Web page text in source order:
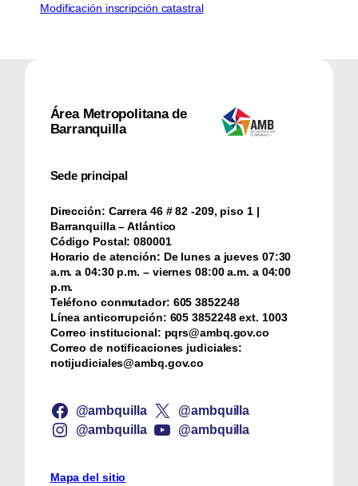
Modificación inscripción catastral
Área Metropolitana de
Barranquilla
Sede principal
Dirección: Carrera 46 # 82 -209, piso 1 |
Barranquilla – Atlántico
Código Postal: 080001
Horario de atención: De lunes a jueves 07:30
a.m. a 04:30 p.m. – viernes 08:00 a.m. a 04:00
p.m.
Teléfono conmutador: ‪605 3852248
Línea anticorrupción: ‪605 3852248 ext. 1003
Correo institucional: pqrs@ambq.gov.co
Correo de notificaciones judiciales:
notijudiciales@ambq.gov.co
@ambquilla
@ambquilla
@ambquilla
@ambquilla
Mapa del sitio